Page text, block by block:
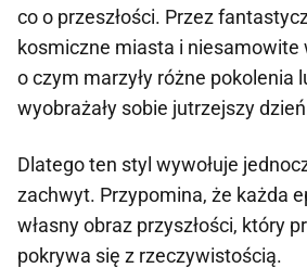
co o przeszłości. Przez
kosmiczne miasta i niesamowite
o czym marzyły różne pokolenia
wyobrażały sobie jutrzejszy
Dlatego ten styl wywołuje
zachwyt. Przypomina, że każda
własny obraz przyszłości, który
pokrywa się z rzeczywistością.